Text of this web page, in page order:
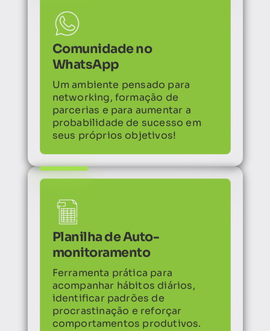
Comunidade no
WhatsApp
Um ambiente pensado para
networking, formação de
parcerias e para aumentar a
probabilidade de sucesso em
seus próprios objetivos!
Planilha de Auto-
monitoramento
Ferramenta prática para
acompanhar hábitos diários,
identificar padrões de
procrastinação e reforçar
comportamentos produtivos.